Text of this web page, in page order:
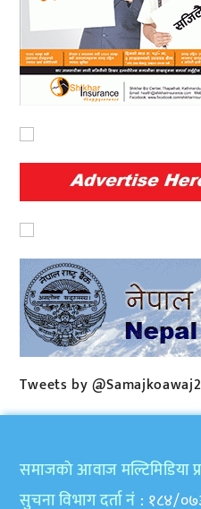
Tweets by
समाजकाे आवाज मल्टिमिडिया
सुचना विभाग दर्ता नं : १८४/